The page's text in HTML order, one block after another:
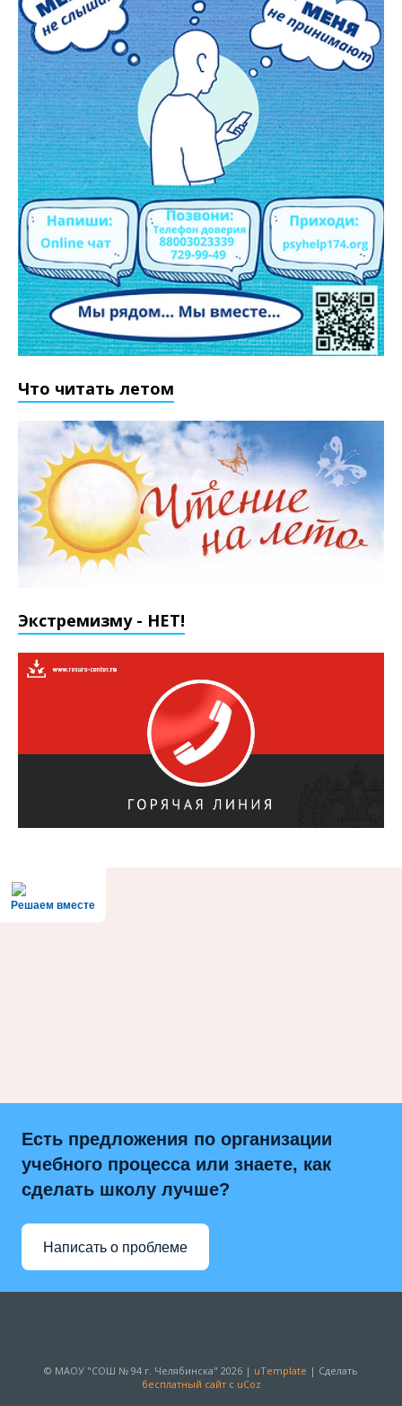
Что читать летом
Экстремизму - НЕТ!
Решаем вместе
Есть предложения по организации
учебного процесса или знаете, как
сделать школу лучше?
Написать о проблеме
© МАОУ "СОШ № 94 г. Челябинска" 2026 | uTemplate | Сделать
бесплатный сайтс uCoz